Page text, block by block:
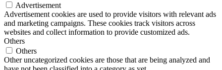
Advertisement
Advertisement cookies are used to provide visitors with relevant ads
and marketing campaigns. These cookies track visitors across
websites and collect information to provide customized ads.
Others
Others
Other uncategorized cookies are those that are being analyzed and